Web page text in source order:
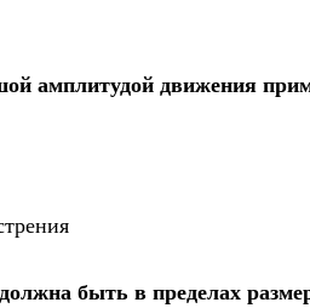
амплитудой движения
быть в пределах